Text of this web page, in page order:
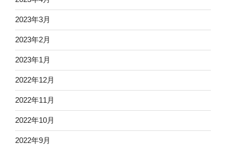
2023年3月
2023年2月
2023年1月
2022年12月
2022年11月
2022年10月
2022年9月